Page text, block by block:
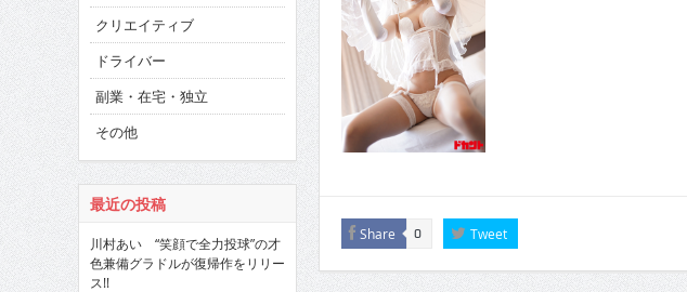
Share 0 Tweet
クリエイティブ
ドライバー
副業・在宅・独立
その他
最近の投稿
川村あい “笑顔で全力投球”の才
色兼備グラドルが復帰作をリリー
ス!!